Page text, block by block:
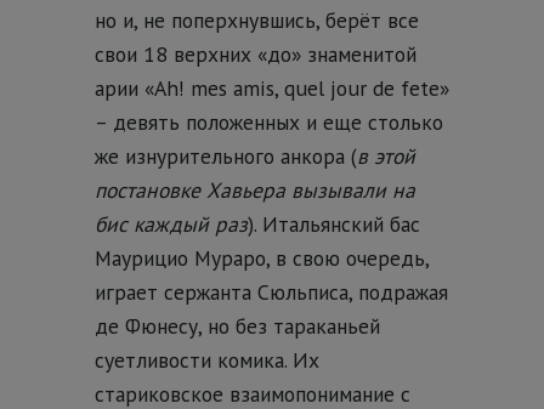
но и, не поперхнувшись, берёт все
свои 18 верхних «до» знаменитой
арии «Ah! mes amis, quel jour de fete»
– девять положенных и еще столько
же изнурительного анкора (в этой
постановке Хавьера вызывали на
бис каждый раз). Итальянский бас
Маурицио Мураро, в свою очередь,
играет сержанта Сюльписа, подражая
де Фюнесу, но без тараканьей
суетливости комика. Их
стариковское взаимопонимание с